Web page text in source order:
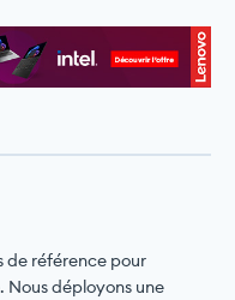
de référence pour
Nous déployons une